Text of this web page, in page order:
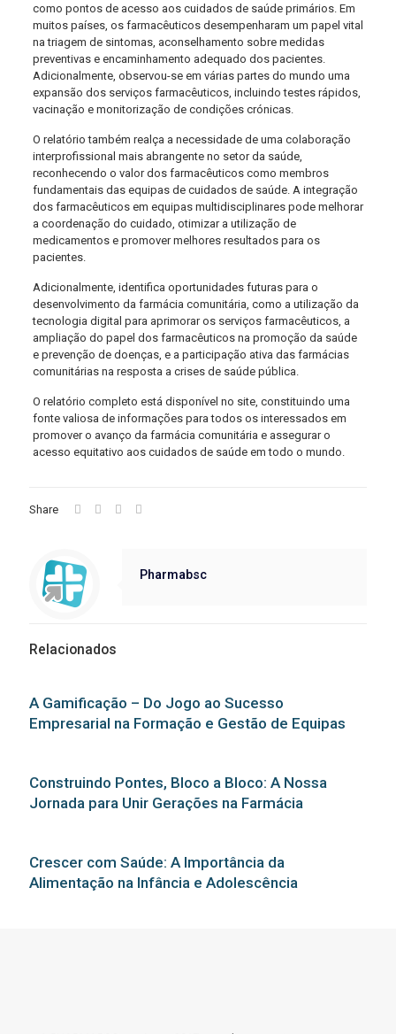
como pontos de acesso aos cuidados de saúde primários. Em
muitos países, os farmacêuticos desempenharam um papel vital
na triagem de sintomas, aconselhamento sobre medidas
preventivas e encaminhamento adequado dos pacientes.
Adicionalmente, observou-se em várias partes do mundo uma
expansão dos serviços farmacêuticos, incluindo testes rápidos,
vacinação e monitorização de condições crónicas.
O relatório também realça a necessidade de uma colaboração
interprofissional mais abrangente no setor da saúde,
reconhecendo o valor dos farmacêuticos como membros
fundamentais das equipas de cuidados de saúde. A integração
dos farmacêuticos em equipas multidisciplinares pode melhorar
a coordenação do cuidado, otimizar a utilização de
medicamentos e promover melhores resultados para os
pacientes.
Adicionalmente, identifica oportunidades futuras para o
desenvolvimento da farmácia comunitária, como a utilização da
tecnologia digital para aprimorar os serviços farmacêuticos, a
ampliação do papel dos farmacêuticos na promoção da saúde
e prevenção de doenças, e a participação ativa das farmácias
comunitárias na resposta a crises de saúde pública.
O relatório completo está disponível no site, constituindo uma
fonte valiosa de informações para todos os interessados em
promover o avanço da farmácia comunitária e assegurar o
acesso equitativo aos cuidados de saúde em todo o mundo.
Share
Pharmabsc
Relacionados
A Gamificação – Do Jogo ao Sucesso
Empresarial na Formação e Gestão de Equipas
Construindo Pontes, Bloco a Bloco: A Nossa
Jornada para Unir Gerações na Farmácia
Crescer com Saúde: A Importância da
Alimentação na Infância e Adolescência